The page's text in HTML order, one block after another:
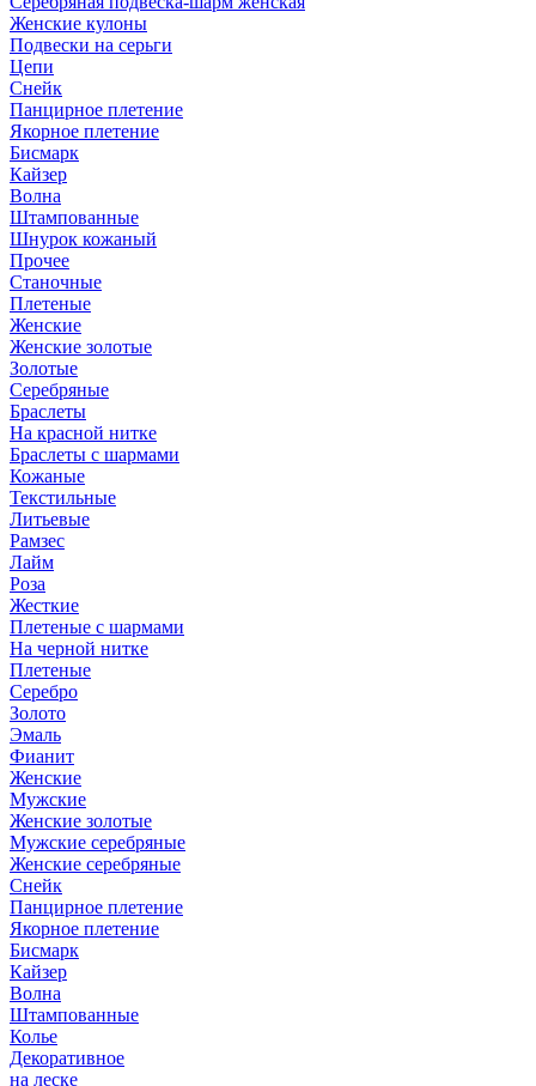
Женские кулоны
Подвески на серьги
Цепи
Снейк
Панцирное плетение
Якорное плетение
Бисмарк
Кайзер
Волна
Штампованные
Шнурок кожаный
Прочее
Станочные
Плетеные
Женские
Женские золотые
Золотые
Серебряные
Браслеты
На красной нитке
Браслеты с шармами
Кожаные
Текстильные
Литьевые
Рамзес
Лайм
Роза
Жесткие
Плетеные с шармами
На черной нитке
Плетеные
Серебро
Золото
Эмаль
Фианит
Женские
Мужские
Женские золотые
Мужские серебряные
Женские серебряные
Снейк
Панцирное плетение
Якорное плетение
Бисмарк
Кайзер
Волна
Штампованные
Колье
Декоративное
на леске